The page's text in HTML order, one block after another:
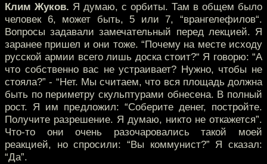
Клим Жуков. Я думаю, с орбиты. Там в общем было
человек 6, может быть, 5 или 7, “врангелефилов“.
Вопросы задавали замечательный перед лекцией. Я
заранее пришел и они тоже. “Почему на месте исходу
русской армии всего лишь доска стоит?“ Я говорю: “А
что собственно вас не устраивает? Нужно, чтобы не
стояла?” - “Нет. Мы считаем, что вся площадь должна
быть по периметру скульптурами обнесена. В полный
рост. Я им предложил: “Соберите денег, постройте.
Получите разрешение. Я думаю, никто не откажется”.
Что-то они очень разочаровались такой моей
реакцией, но спросили: “Вы коммунист?” Я сказал:
“Да”.